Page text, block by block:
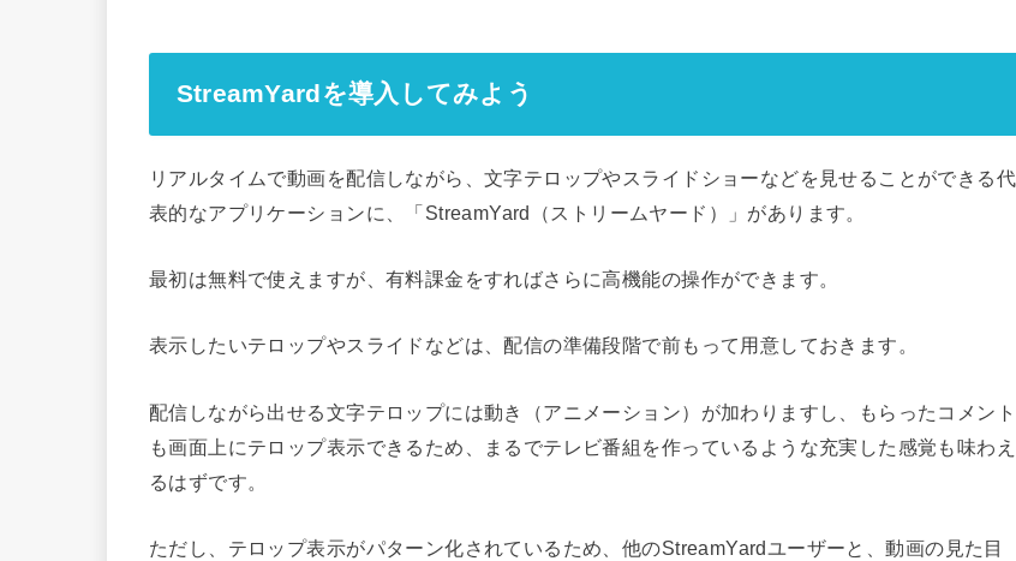
StreamYardを導入してみよう
リアルタイムで動画を配信しながら、文字テロップやスライドショーなどを見せることができる代
表的なアプリケーションに、「StreamYard（ストリームヤード）」があります。
最初は無料で使えますが、有料課金をすればさらに高機能の操作ができます。
表示したいテロップやスライドなどは、配信の準備段階で前もって用意しておきます。
配信しながら出せる文字テロップには動き（アニメーション）が加わりますし、もらったコメント
も画面上にテロップ表示できるため、まるでテレビ番組を作っているような充実した感覚も味わえ
るはずです。
ただし、テロップ表示がパターン化されているため、他のStreamYardユーザーと、動画の見た目